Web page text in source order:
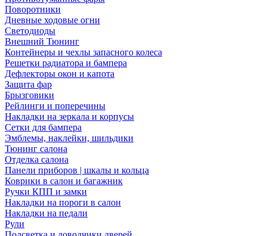
Поворотники
Дневные ходовые огни
Светодиоды
Внешний Тюнинг
Контейнеры и чехлы запасного колеса
Решетки радиатора и бампера
Дефлекторы окон и капота
Защита фар
Брызговики
Рейлинги и поперечины
Накладки на зеркала и корпусы
Сетки для бампера
Эмблемы, наклейки, шильдики
Тюнинг салона
Отделка салона
Панели приборов | шкалы и кольца
Коврики в салон и багажник
Ручки КПП и замки
Накладки на пороги в салон
Накладки на педали
Рули